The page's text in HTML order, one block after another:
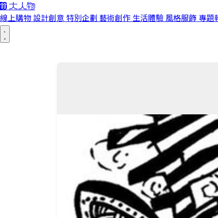
線上購物 設計創意 特別企劃 藝術創作 生活體驗 風格服飾 專題